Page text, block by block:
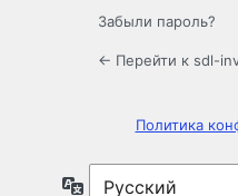
Забыли пароль?
← Перейти к sdl-
Политика
Язык